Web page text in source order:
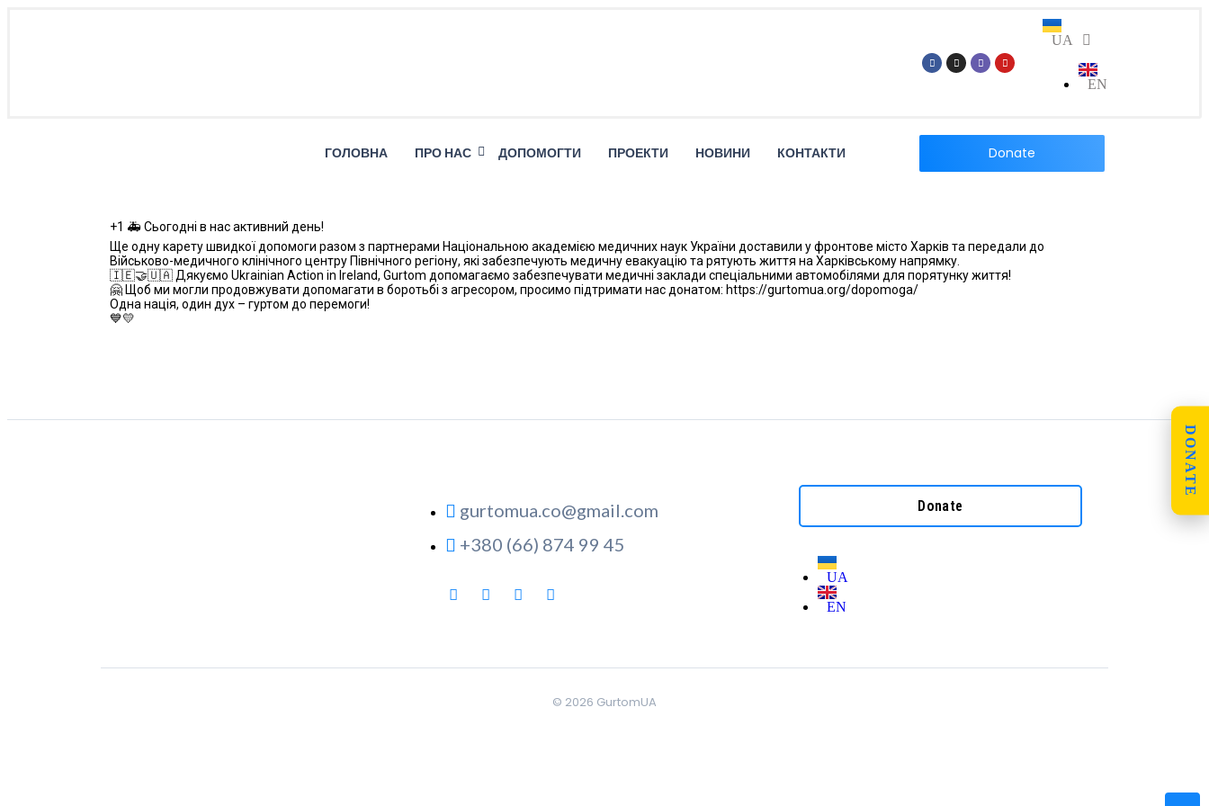
UA
EN
ГОЛОВНА ПРО НАС ДОПОМОГТИ ПРОЕКТИ НОВИНИ КОНТАКТИ Donate
+1 🚑 Сьогодні в нас активний день!
Ще одну карету швидкої допомоги разом з партнерами Національною академією медичних наук України доставили у фронтове місто Харків та передали до
Військово-медичного клінічного центру Північного регіону, які забезпечують медичну евакуацію та рятують життя на Харківському напрямку.
🇮🇪🤝🇺🇦 Дякуємо Ukrainian Action in Ireland, Gurtom допомагаємо забезпечувати медичні заклади спеціальними автомобілями для порятунку життя!
🤗 Щоб ми могли продовжувати допомагати в боротьбі з агресором, просимо підтримати нас донатом: https://gurtomua.org/dopomoga/
Одна нація, один дух – гуртом до перемоги!
💙💛
gurtomua.co@gmail.com
+380 (66) 874 99 45
Donate
UA
EN
© 2026 GurtomUA
DONATE